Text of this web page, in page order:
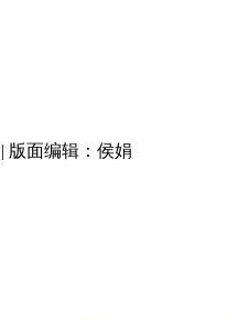
版面编辑：侯娟